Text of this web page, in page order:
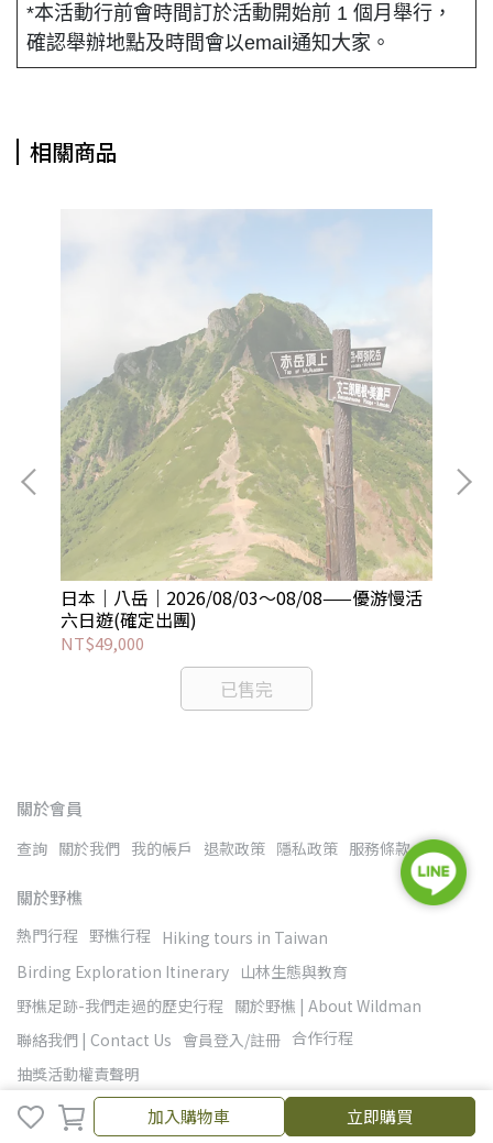
加入購物車 立即購買
*本活動行前會時間訂於活動開始前 1 個月舉行，
確認舉辦地點及時間會以email通知大家。
相關商品
日本｜八岳｜2026/08/03～08/08——優游慢活
六日遊(確定出團)
NT$49,000
已售完
關於會員
查詢 關於我們 我的帳戶 退款政策 隱私政策 服務條款
關於野樵
熱門行程 野樵行程 Hiking tours in Taiwan
Birding Exploration Itinerary 山林生態與教育
野樵足跡-我們走過的歷史行程 關於野樵 | About Wildman
聯絡我們 | Contact Us 會員登入/註冊 合作行程
抽獎活動權責聲明
野樵國際旅行社有限公司